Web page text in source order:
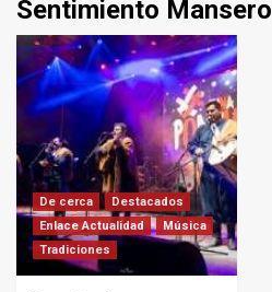
Sentimiento Mansero
De cerca
Destacados
Enlace Actualidad
Música
Tradiciones